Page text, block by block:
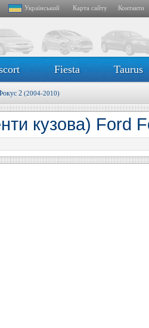
Український Карта сайту Контакти
Fiesta Taurus
2 (2004-2010)
кузова) Ford